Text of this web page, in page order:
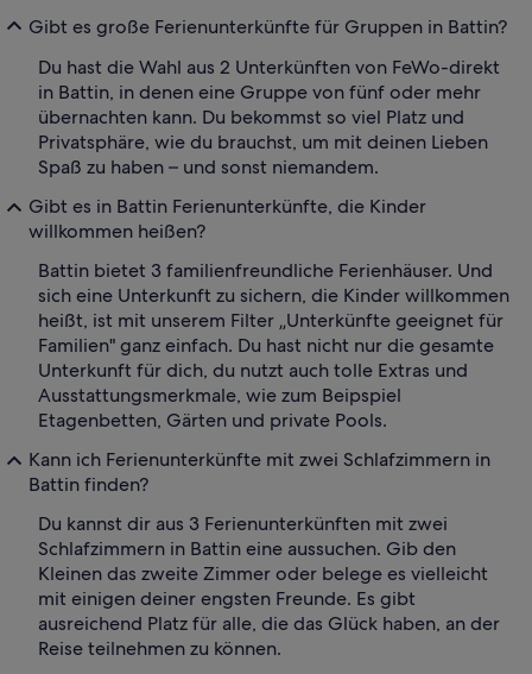
Gibt es große Ferienunterkünfte für Gruppen in Battin?
Du hast die Wahl aus 2 Unterkünften von FeWo-direkt
in Battin, in denen eine Gruppe von fünf oder mehr
übernachten kann. Du bekommst so viel Platz und
Privatsphäre, wie du brauchst, um mit deinen Lieben
Spaß zu haben – und sonst niemandem.
Gibt es in Battin Ferienunterkünfte, die Kinder
willkommen heißen?
Battin bietet 3 familienfreundliche Ferienhäuser. Und
sich eine Unterkunft zu sichern, die Kinder willkommen
heißt, ist mit unserem Filter „Unterkünfte geeignet für
Familien" ganz einfach. Du hast nicht nur die gesamte
Unterkunft für dich, du nutzt auch tolle Extras und
Ausstattungsmerkmale, wie zum Beipspiel
Etagenbetten, Gärten und private Pools.
Kann ich Ferienunterkünfte mit zwei Schlafzimmern in
Battin finden?
Du kannst dir aus 3 Ferienunterkünften mit zwei
Schlafzimmern in Battin eine aussuchen. Gib den
Kleinen das zweite Zimmer oder belege es vielleicht
mit einigen deiner engsten Freunde. Es gibt
ausreichend Platz für alle, die das Glück haben, an der
Reise teilnehmen zu können.